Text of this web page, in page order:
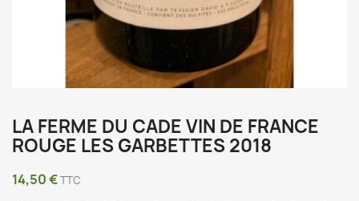
LA FERME DU CADE VIN DE FRANCE
ROUGE LES GARBETTES 2018
14,50 €TTC